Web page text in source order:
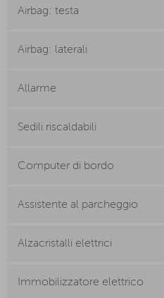
Airbag: testa
Airbag: laterali
Allarme
Sedili riscaldabili
Computer di bordo
Assistente al parcheggio
Alzacristalli elettrici
Immobilizzatore elettrico